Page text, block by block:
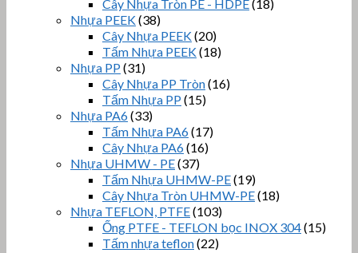
Cây Nhựa Tròn PE - HDPE(18)
Nhựa PEEK(38)
Cây Nhựa PEEK(20)
Tấm Nhựa PEEK(18)
Nhựa PP (31)
Cây Nhựa PP Tròn(16)
Tấm Nhựa PP (15)
Nhựa PA6(33)
Tấm Nhựa PA6(17)
Cây Nhựa PA6(16)
Nhựa UHMW - PE(37)
Tấm Nhựa UHMW-PE(19)
Cây Nhựa Tròn UHMW-PE(18)
Nhựa TEFLON, PTFE(103)
Ống PTFE - TEFLON bọc INOX 304(15)
Tấm nhựa teflon(22)